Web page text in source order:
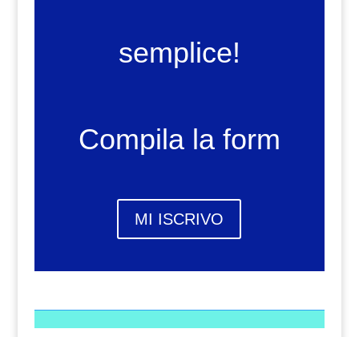
semplice!
Compila la form
MI ISCRIVO